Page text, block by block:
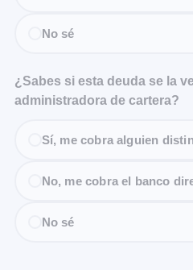
No sé
¿Sabes si esta deuda se la
administradora de cartera?
Sí, me cobra alguien
No, me cobra el banco
No sé